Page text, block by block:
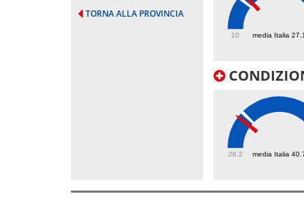
TORNA ALLA PROVINCIA
media Italia 27.1
10
media Italia
26.2